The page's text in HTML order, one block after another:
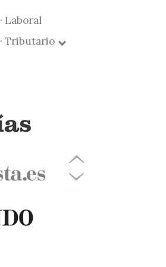
· Laboral
· Tributario